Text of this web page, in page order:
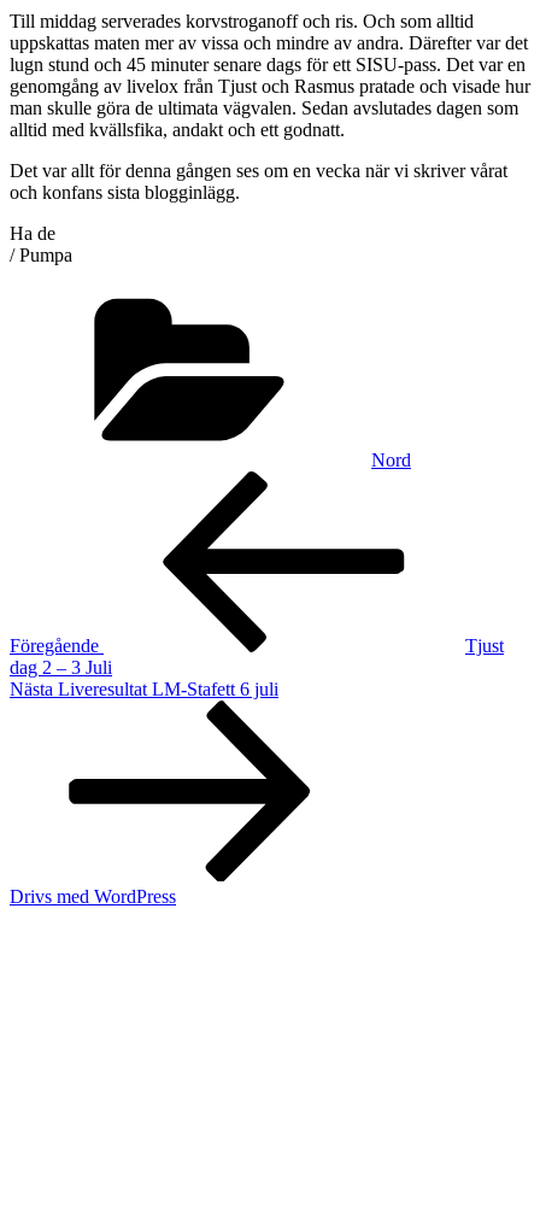
Till middag serverades korvstroganoff och ris. Och som alltid
uppskattas maten mer av vissa och mindre av andra. Därefter var det
lugn stund och 45 minuter senare dags för ett SISU-pass. Det var en
genomgång av livelox från Tjust och Rasmus pratade och visade hur
man skulle göra de ultimata vägvalen. Sedan avslutades dagen som
alltid med kvällsfika, andakt och ett godnatt.
Det var allt för denna gången ses om en vecka när vi skriver vårat
och konfans sista blogginlägg.
Ha de
/ Pumpa
Nord
Inläggsnavigering
Föregående
Tjust
dag 2 – 3 Juli
Nästa
Nästa Liveresultat LM-Stafett 6 juli
Drivs med WordPress